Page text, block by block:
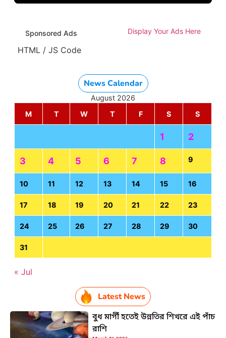
Sponsored Ads Display Your Ads Here
HTML / JS Code
News Calendar
August 2026
M
T W T F S S
1 2
3 4 5 6 7 8 9
10 11 12 13 14 15 16
17 18 19 20 21 22 23
24 25 26 27 28 29 30
31
« Jul
Latest News
বুধ মার্গী হতেই উন্নতির শিখরে এই পাঁচ
রাশি